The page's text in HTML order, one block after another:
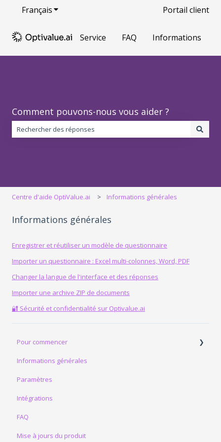
FrançaisAfficher le sous-menu pour les traductions
Portail client
Service FAQ Informations
Comment pouvons-nous vous aider ?
Centre d'aide OptiValue.ai Informations générales
Informations générales
Enregistrer et réutiliser un modèle de questionnaire
Importer un questionnaire : Excel multi-colonnes, Word, PDF
Changer la langue de l'interface et des réponses
Importer une archive ZIP de documents
🔐 Sécurité et confidentialité sur Optivalue.ai
Pour commencer
Premières étapes
Premiers essais
Découvrez nos Kits d’Essai OptiValue.ai
Testez votre conformité
Informations générales
Paramètres
Intégrations
FAQ
Mise à jours du produit